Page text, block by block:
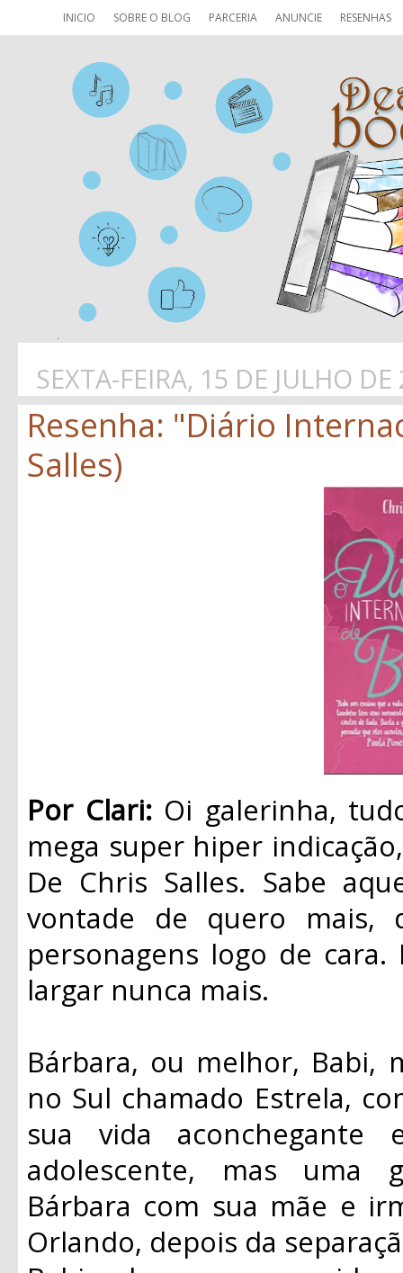
INICIO SOBRE O BLOG PARCERIA ANUNCIE RESENHAS
SEXTA-FEIRA, 15 DE JULHO
Resenha: "Diário
Salles)
Por Clari: Oi galerinha,
mega super hiper
De Chris Salles. Sabe
vontade de quero mais,
personagens logo de
largar nunca mais.
Bárbara, ou melhor, Babi,
no Sul chamado Estrela,
sua vida aconchegante
adolescente, mas uma
Bárbara com sua mãe e
Orlando, depois da